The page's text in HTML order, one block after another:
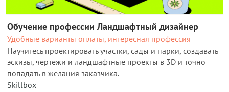
Обучение профессии Ландшафтный дизайнер
Удобные варианты оплаты, интересная профессия
Научитесь проектировать участки, сады и парки, создавать
эскизы, чертежи и ландшафтные проекты в 3D и точно
попадать в желания заказчика.
Skillbox